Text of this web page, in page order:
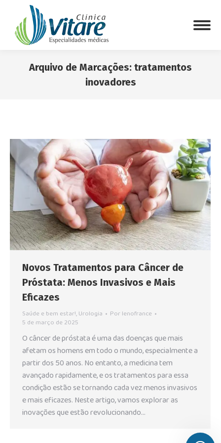
Arquivo de Marcações: tratamentos
inovadores
Novos Tratamentos para Câncer de
Próstata: Menos Invasivos e Mais
Eficazes
Saúde e bem estar!,Urologia Porlenofrance
5 de março de 2025
O câncer de próstata é uma das doenças que mais
afetam os homens em todo o mundo, especialmente a
partir dos 50 anos. No entanto, a medicina tem
avançado rapidamente, e os tratamentos para essa
condição estão se tornando cada vez menos invasivos
e mais eficazes. Neste artigo, vamos explorar as
inovações que estão revolucionando…